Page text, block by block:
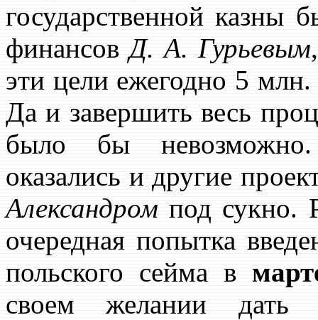
государственной казны
финансовД. А. Гурьевым
эти цели ежегодно 5
Да и завершить весь
было бы
оказались и другие
Александром под сукно.
очередная попытка
польского сейма в
своем желании дать